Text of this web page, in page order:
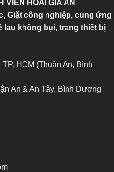
VIÊN HOÀI GIA ÂN
Giặt công nghiệp, cung ứng
lau không bụi, trang thiết bị
HCM (Thuận An, Bình
An & An Tây, Bình Dương